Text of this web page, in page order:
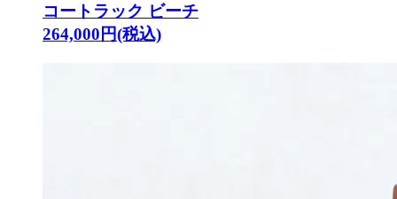
コートラック ビーチ
264,000円(税込)